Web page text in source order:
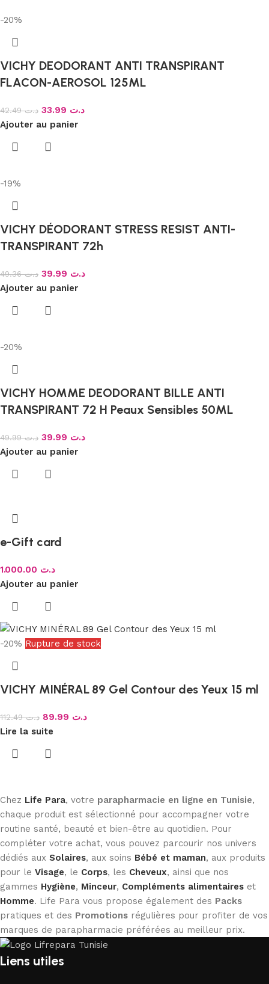
-20%
VICHY DEODORANT ANTI TRANSPIRANT
FLACON-AEROSOL 125ML
د.ت42.49 د.ت
Ajouter au panier
-19%
VICHY DÉODORANT STRESS RESIST ANTI-
TRANSPIRANT 72h
د.ت49.36 د.ت
Ajouter au panier
-20%
VICHY HOMME DEODORANT BILLE ANTI
TRANSPIRANT 72 H Peaux Sensibles 50ML
د.ت49.99 د.ت
Ajouter au panier
e-Gift card
د.ت
Ajouter au panier
-20% Rupture de stock
VICHY MINÉRAL 89 Gel Contour des Yeux 15 ml
د.ت112.49 د.ت
Lire la suite
Chez Life Para, votre parapharmacie en ligne en Tunisie,
chaque produit est sélectionné pour accompagner votre
routine santé, beauté et bien-être au quotidien. Pour
compléter votre achat, vous pouvez parcourir nos univers
dédiés aux Solaires, aux soins Bébé et maman, aux produits
pour le Visage, le Corps, les Cheveux, ainsi que nos
gammes Hygiène, Minceur, Compléments alimentaires et
Homme. Life Para vous propose également des Packs
pratiques et des Promotions régulières pour profiter de vos
marques de parapharmacie préférées au meilleur prix.
Liens utiles